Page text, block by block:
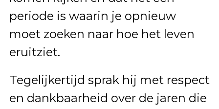
periode is waarin je opnieuw
moet zoeken naar hoe het leven
eruitziet.
Tegelijkertijd sprak hij met respect
en dankbaarheid over de jaren die